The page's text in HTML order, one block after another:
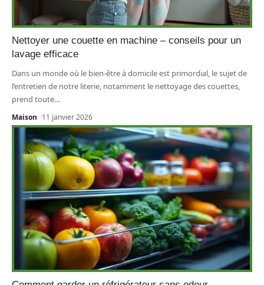
Nettoyer une couette en machine – conseils pour un
lavage efficace
Dans un monde où le bien-être à domicile est primordial, le sujet de
l’entretien de notre literie, notamment le nettoyage des couettes,
prend toute…
Maison 11 janvier 2026